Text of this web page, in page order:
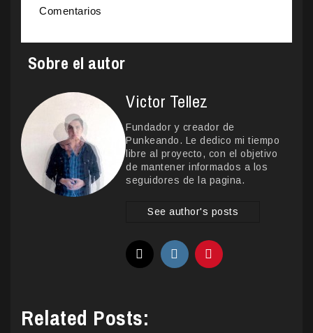
Comentarios
Sobre el autor
Victor Tellez
Fundador y creador de
Punkeando. Le dedico mi tiempo
libre al proyecto, con el objetivo
de mantener informados a los
seguidores de la pagina.
See author's posts
Related Posts: